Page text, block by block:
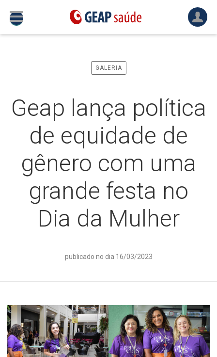
GALERIA
Geap lança política
de equidade de
gênero com uma
grande festa no
Dia da Mulher
publicado no dia 16/03/2023